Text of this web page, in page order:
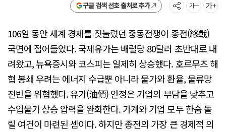
구글 검색 선호 출처로 추가
106일 동안 세계 경제를 짓눌렀던 중동전쟁이 종전(終戰)
국면에 접어들었다. 국제유가는 배럴당 80달러 초반대로 내
려왔고, 뉴욕증시와 코스피는 일제히 상승했다. 호르무즈 해
협 봉쇄 우려는 에너지 수급뿐 아니라 물가와 환율, 물류망
전반을 위협했다. 유가(油價) 안정은 기업의 부담을 낮추고
수입물가 상승 압력을 완화한다. 가계와 기업 모두 한숨 돌
릴 여건이 마련된 셈이다. 하지만 종전의 가장 큰 경제적 의